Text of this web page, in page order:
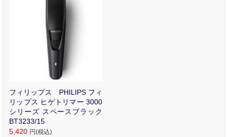
フィリップス PHILIPS フィ
リップス ヒゲトリマー 3000
シリーズ スペースブラック
BT3233/15
5,420 円(税込)